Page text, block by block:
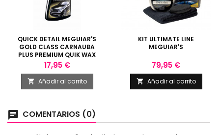
QUICK DETAIL MEGUIAR'S
GOLD CLASS CARNAUBA
PLUS PREMIUM QUIK WAX
473ML
Precio
17,95 €
 Añadir al carrito
KIT ULTIMATE LINE
MEGUIAR'S
Precio
79,95 €
 Añadir al carrito
chat COMENTARIOS (0)